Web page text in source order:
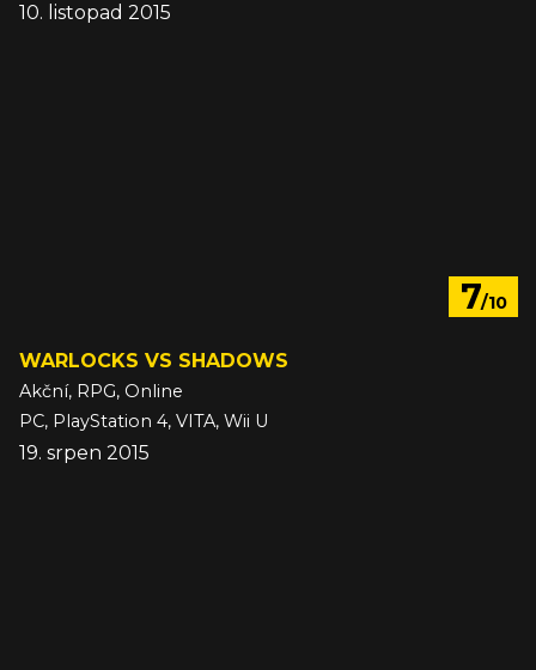
10. listopad 2015
7/10
WARLOCKS VS SHADOWS
Akční, RPG, Online
PC, PlayStation 4, VITA, Wii U
19. srpen 2015